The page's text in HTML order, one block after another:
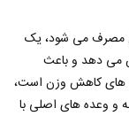
مصرف می شود، یک
می دهد و باعث
های کاهش وزن است،
و وعده های اصلی با